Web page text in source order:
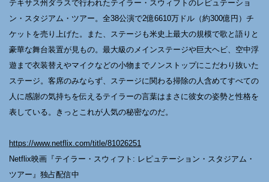
テキサス州ダラスで行われたテイラー・スウィフトのレピュテーショ
ン・スタジアム・ツアー。全38公演で2億6610万ドル（約300億円）チ
ケットを売り上げた。また、ステージも米史上最大の規模で歌と語りと
豪華な舞台装置が見もの。最大級のメインステージや巨大ヘビ、空中浮
遊まで衣装替えやマイクなどの小物までノンストップにこだわり抜いた
ステージ。客席のみならず、ステージに関わる掃除の人含めてすべての
人に感謝の気持ちを伝えるテイラーの言葉はまさに彼女の姿勢と性格を
表している。きっとこれが人気の秘密なのだ。
https://www.netflix.com/title/81026251
Netflix映画『テイラー・スウィフト: レピュテーション・スタジアム・
ツアー』独占配信中